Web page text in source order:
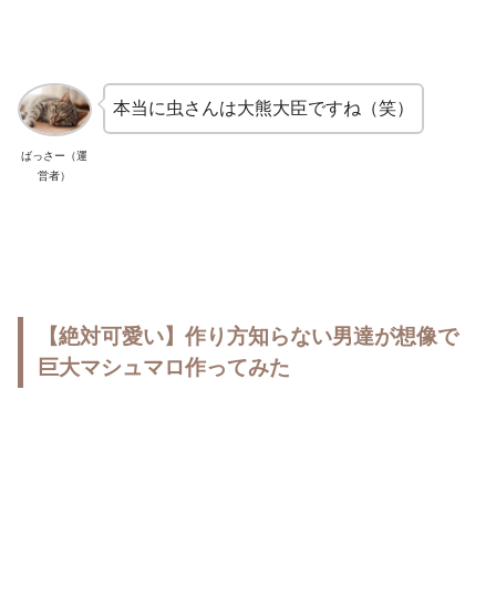
ばっさー（運
営者）
本当に虫さんは大熊大臣ですね（笑）
【絶対可愛い】作り方知らない男達が想像で
巨大マシュマロ作ってみた